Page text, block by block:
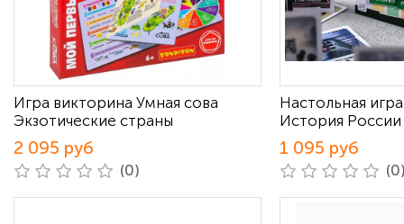
Игра викторина Умная сова
Экзотические страны
2 095 руб
(0)
Настольная
История России
1 095 руб